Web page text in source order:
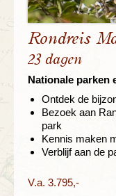
Rondreis
23 dagen
Nationale parken
Ontdek de
Bezoek aan
park
Kennis maken
Verblijf aan de
V.a. 3.795,-